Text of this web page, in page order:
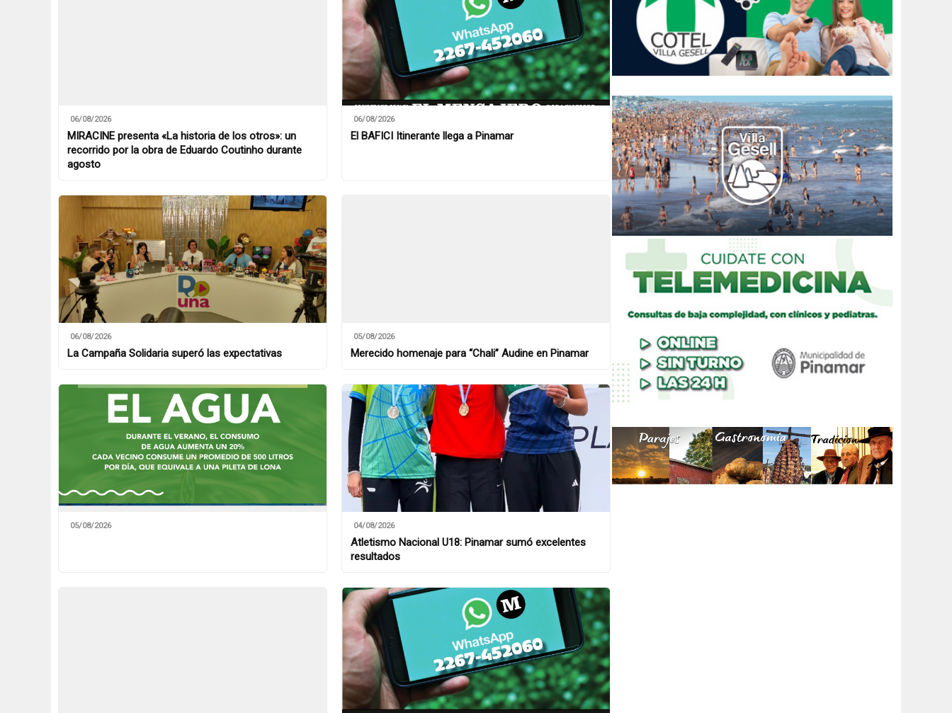
06/08/2026
MIRACINE presenta «La historia de los otros»: un
recorrido por la obra de Eduardo Coutinho durante
agosto
06/08/2026
El BAFICI Itinerante llega a Pinamar
06/08/2026
La Campaña Solidaria superó las expectativas
05/08/2026
Merecido homenaje para “Chali” Audine en Pinamar
05/08/2026 04/08/2026
Atletismo Nacional U18: Pinamar sumó excelentes
resultados